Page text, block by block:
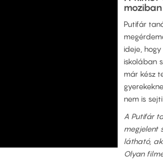
Putifár
ideje,
iskolában
már kész
nem is
A Putifár
megjelent
látható,
Olyan